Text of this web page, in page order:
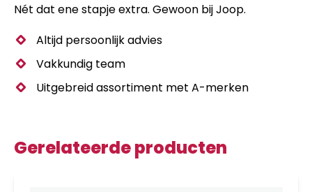
Nét dat ene stapje extra. Gewoon bij Joop.
Altijd persoonlijk advies
Vakkundig team
Uitgebreid assortiment met A-merken
Gerelateerde producten